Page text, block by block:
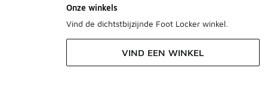
Onze winkels
Vind de dichtstbijzijnde Foot Locker winkel.
VIND EEN WINKEL